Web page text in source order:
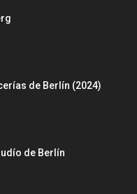
de Berlín (2024)
de Berlín